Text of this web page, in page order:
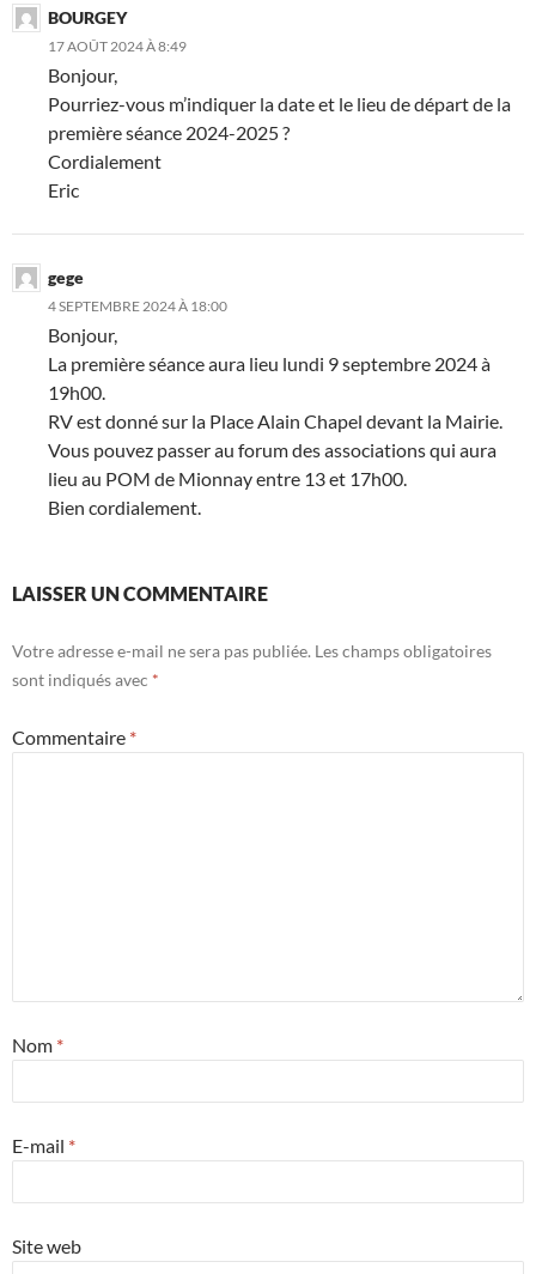
BOURGEY
17 AOÛT 2024 À 8:49
Bonjour,
Pourriez-vous m’indiquer la date et le lieu de départ de la
première séance 2024-2025 ?
Cordialement
Eric
gege
4 SEPTEMBRE 2024 À 18:00
Bonjour,
La première séance aura lieu lundi 9 septembre 2024 à
19h00.
RV est donné sur la Place Alain Chapel devant la Mairie.
Vous pouvez passer au forum des associations qui aura
lieu au POM de Mionnay entre 13 et 17h00.
Bien cordialement.
LAISSER UN COMMENTAIRE
Votre adresse e-mail ne sera pas publiée. Les champs obligatoires
sont indiqués avec *
Commentaire *
Nom *
E-mail *
Site web